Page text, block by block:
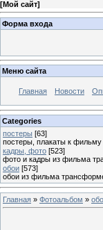
[Мой сайт]
Форма входа
Меню сайта
Главная Новости
Categories
постеры [63]
постеры, плакаты к
кадры, фото [523]
фото и кадры из фильма
обои [573]
обои из фильма
Главная » Фотоальбом »